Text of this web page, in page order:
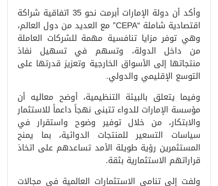
وأكد أن دولة الإمارات أبرمت نحو 35 اتفاقية شراكة
اقتصادية شاملة “CEPA” مع العديد من دول العالم،
وهي توفر مزايا تنافسية مهمة للشركات العاملة
من داخل الدولة، وتسهم في تسهيل نفاذ
منتجاتها إلى الأسواق الخارجية وتعزيز قدرتها على
التوسع الإقليمي والدولي.
وفيما يتعلق بالبيئة التنظيمية، أوضح معاليه أن
مؤسسة الإمارات للدواء تتبنى نهجاً داعماً للاستثمار
والابتكار، من خلال توفير وضوح واستقرار في
سياسات التسعير للمنتجات الدوائية، بما يمنح
المستثمرين رؤية طويلة الأمد تساعدهم على اتخاذ
قراراتهم الاستثمارية بثقة.
ولفت إلى تنامي الاستثمارات العالمية في مجالات